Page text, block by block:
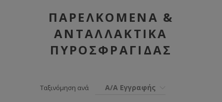
ΠΑΡΕΛΚΌΜΕΝΑ &
ΑΝΤΑΛΛΑΚΤΙΚΆ
ΠΥΡΟΣΦΡΑΓΊΔΑΣ
Ταξινόμηση ανά Α/Α Εγγραφής